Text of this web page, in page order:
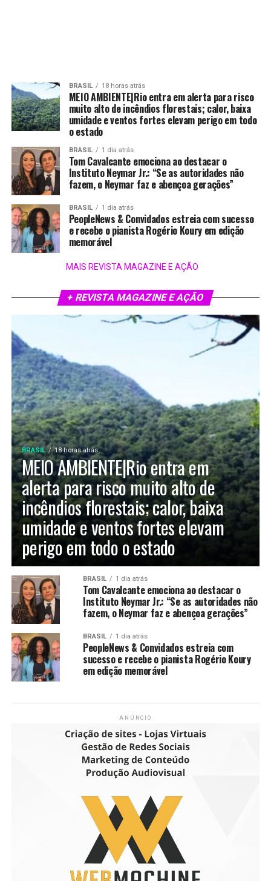
BRASIL 18 horas atrás
MEIO AMBIENTE|Rio entra em alerta para risco
muito alto de incêndios florestais; calor, baixa
umidade e ventos fortes elevam perigo em todo
o estado
BRASIL 1 dia atrás
Tom Cavalcante emociona ao destacar o
Instituto Neymar Jr.: “Se as autoridades não
fazem, o Neymar faz e abençoa gerações”
BRASIL 1 dia atrás
PeopleNews & Convidados estreia com sucesso
e recebe o pianista Rogério Koury em edição
memorável
MAIS REVISTA MAGAZINE E AÇÃO
+ REVISTA MAGAZINE E AÇÃO
BRASIL 18 horas atrás
MEIO AMBIENTE|Rio entra em
alerta para risco muito alto de
incêndios florestais; calor, baixa
umidade e ventos fortes elevam
perigo em todo o estado
BRASIL 1 dia atrás
Tom Cavalcante emociona ao destacar o
Instituto Neymar Jr.: “Se as autoridades não
fazem, o Neymar faz e abençoa gerações”
BRASIL 1 dia atrás
PeopleNews & Convidados estreia com
sucesso e recebe o pianista Rogério Koury
em edição memorável
ANÚNCIO